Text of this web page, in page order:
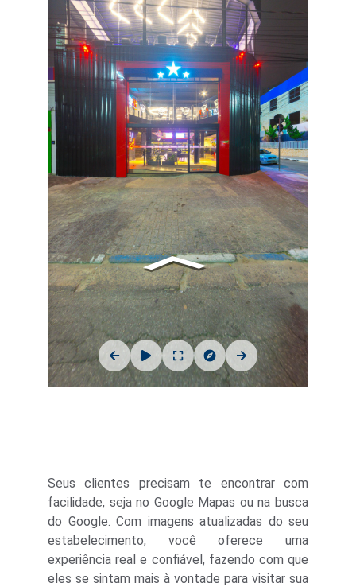
Seus clientes precisam te encontrar com
facilidade, seja no Google Mapas ou na busca
do Google. Com imagens atualizadas do seu
estabelecimento, você oferece uma
experiência real e confiável, fazendo com que
eles se sintam mais à vontade para visitar sua